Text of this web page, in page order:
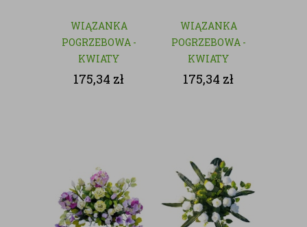
WIĄZANKA
POGRZEBOWA -
KWIATY
SZTUCZNE
175,34 zł
WIĄZANKA
POGRZEBOWA -
KWIATY
SZTUCZNE
175,34 zł